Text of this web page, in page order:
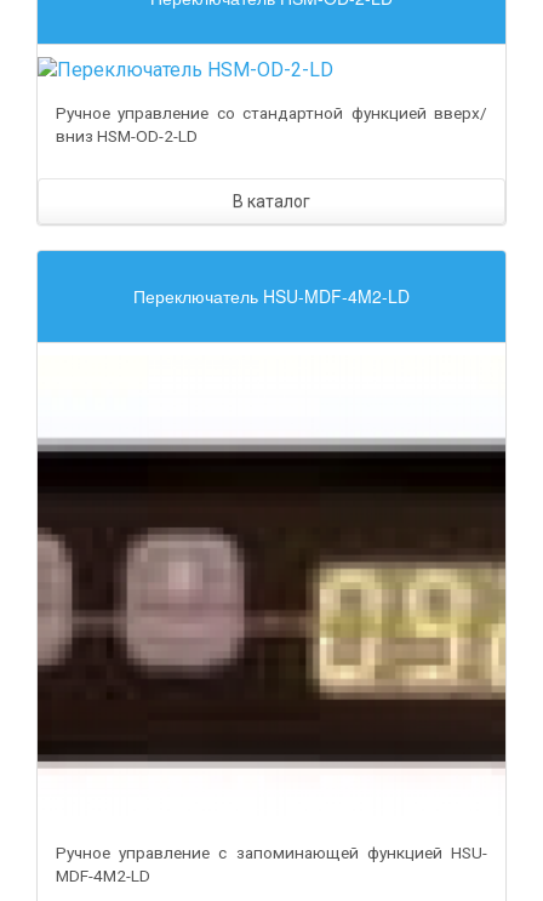
Ручное управление со стандартной функцией вверх/
вниз HSM-OD-2-LD
В каталог
Переключатель HSU-MDF-4M2-LD
Ручное управление с запоминающей функцией HSU-
MDF-4M2-LD